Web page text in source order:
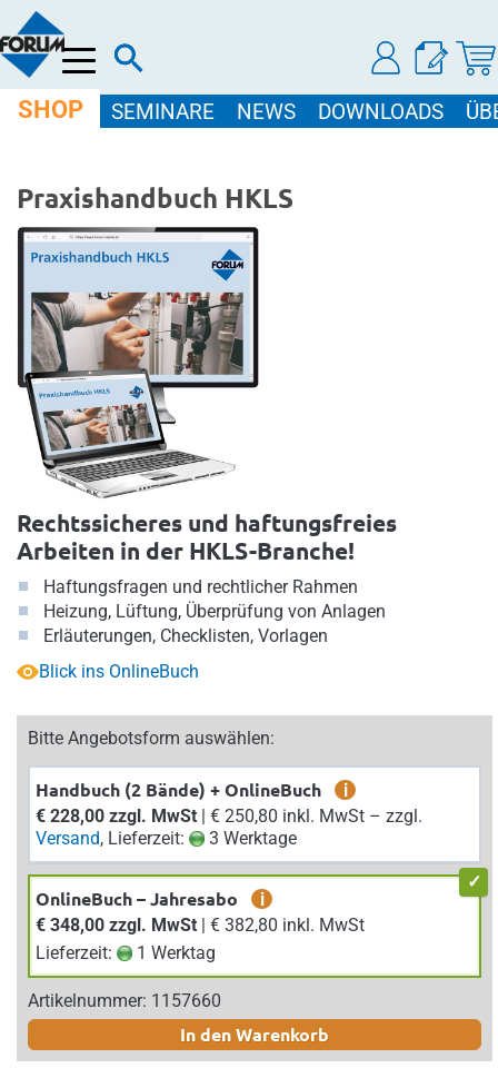
Menü
SHOP SEMINARE NEWS DOWNLOADS
Praxishandbuch HKLS
Rechtssicheres und haftungsfreies
Arbeiten in der HKLS-Branche!
Haftungsfragen und rechtlicher Rahmen
Heizung, Lüftung, Überprüfung von Anlagen
Erläuterungen, Checklisten, Vorlagen
Blick ins OnlineBuch
Bitte Angebotsform auswählen:
Handbuch (2 Bände) + OnlineBuch
i
€ 228,00 zzgl. MwSt
| € 250,80 inkl. MwSt – zzgl.
Versand, Lieferzeit: 3 Werktage
OnlineBuch – Jahresabo
i
€ 348,00 zzgl. MwSt
| € 382,80 inkl. MwSt
Lieferzeit:
1 Werktag
Artikelnummer: 1157660
In den Warenkorb